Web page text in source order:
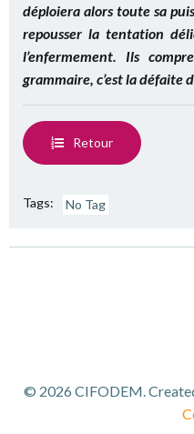
déploiera alors toute sa
repousser la tentation
l’enfermement. Ils
grammaire, c’est la défaite
Retour
Tags: No Tag
© 2026 CIFODEM.